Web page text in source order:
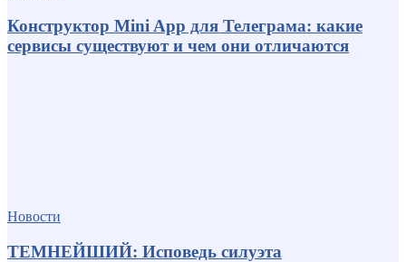
Конструктор Mini App для Телеграма: какие
сервисы существуют и чем они отличаются
Новости
ТЕМНЕЙШИЙ: Исповедь силуэта